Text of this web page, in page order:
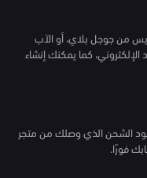
من جوجل بلاي، أو الآب
كما يمكنك إنشاء
الشحن الذي وصلك من متجر
فورًا.